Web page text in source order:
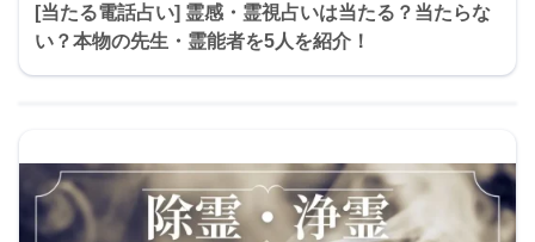
[当たる電話占い] 霊感・霊視占いは当たる？当たらな
い？本物の先生・霊能者を5人を紹介！